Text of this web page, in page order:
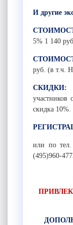
И другие
5% 1 140
руб. (в т.ч.
СКИДКИ:
участников
скидка 10%.
или по
(495)960-